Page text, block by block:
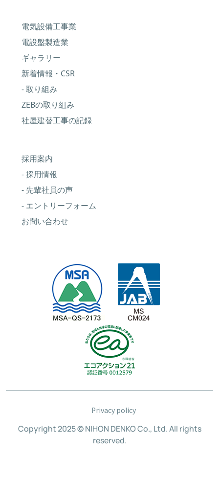
電気設備工事業
電設盤製造業
ギャラリー
新着情報・CSR
- 取り組み
ZEBの取り組み
社屋建替工事の記録
採用案内
- 採用情報
- 先輩社員の声
- エントリーフォーム
お問い合わせ
Privacy policy
Copyright 2025 © NIHON DENKO Co., Ltd. All rights
reserved.